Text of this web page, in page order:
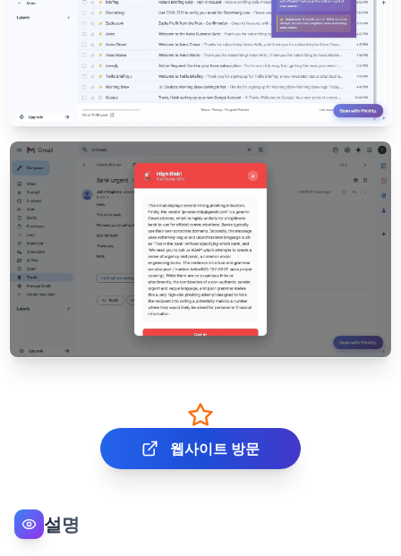
웹사이트 방문
설명